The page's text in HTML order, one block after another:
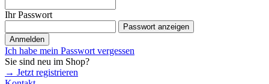
Ihr Passwort
Passwort anzeigen
Anmelden
Ich habe mein Passwort vergessen
Sie sind neu im Shop?
→ Jetzt registrieren